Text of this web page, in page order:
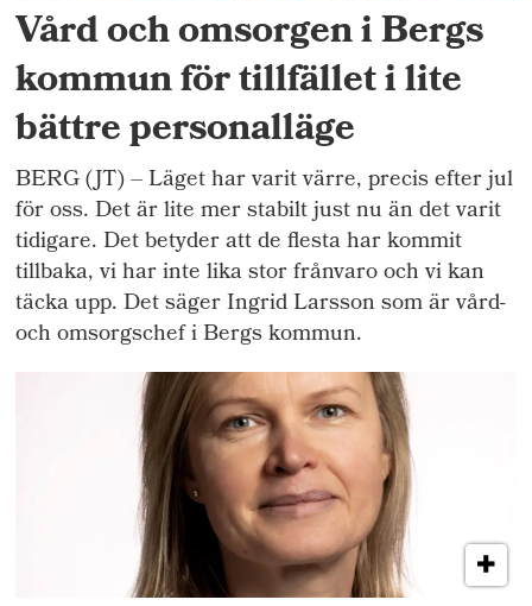
Vård och omsorgen i Bergs
kommun för tillfället i lite
bättre personalläge
BERG (JT) – Läget har varit värre, precis efter jul
för oss. Det är lite mer stabilt just nu än det varit
tidigare. Det betyder att de flesta har kommit
tillbaka, vi har inte lika stor frånvaro och vi kan
täcka upp. Det säger Ingrid Larsson som är vård-
och omsorgschef i Bergs kommun.